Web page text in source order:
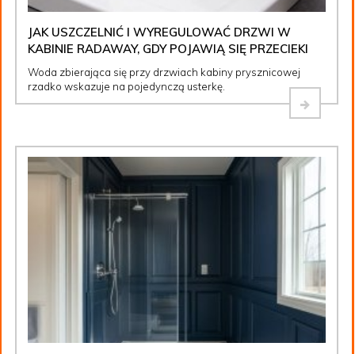
JAK USZCZELNIĆ I WYREGULOWAĆ DRZWI W
KABINIE RADAWAY, GDY POJAWIĄ SIĘ PRZECIEKI
Woda zbierająca się przy drzwiach kabiny prysznicowej
rzadko wskazuje na pojedynczą usterkę.